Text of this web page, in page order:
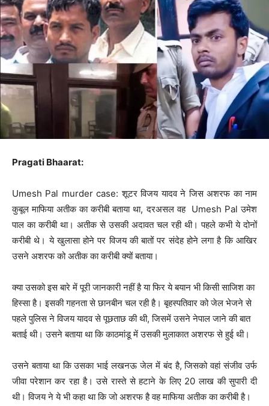
Pragati Bhaarat:
Umesh Pal murder case: शूटर विजय यादव ने जिस अशरफ का नाम
कुबूल माफिया अतीक का करीबी बताया था, दरअसल वह Umesh Pal उमेश
पाल का करीबी था। अतीक से उसकी अदावत चल रही थी। पहले कभी ये दोनों
करीबी थे। ये खुलासा होने पर विजय की बातों पर संदेह होने लगा है कि आखिर
उसने अशरफ को अतीक का करीबी क्यों बताया।
क्या उसको इस बारे में पूरी जानकारी नहीं है या फिर ये बयान भी किसी साजिश का
हिस्सा है। इसकी गहनता से छानबीन चल रही है। बृहस्पतिवार को जेल भेजने से
पहले पुलिस ने विजय यादव से पूछताछ की थी, जिसमें उसने नेपाल जाने की बात
बताई थी। उसने बताया था कि काठमांडू में उसकी मुलाकात अशरफ से हुई थी।
उसने बताया था कि उसका भाई लखनऊ जेल में बंद है, जिसको वहां संजीव उर्फ
जीवा परेशान कर रहा है। उसे रास्ते से हटाने के लिए 20 लाख की सुपारी दी
थी। विजय ने ये भी कहा था कि जो अशरफ है वह माफिया अतीक का करीबी है।